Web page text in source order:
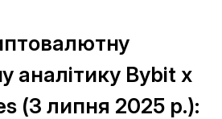
аналітику Bybit x
(3 липня 2025 р.):